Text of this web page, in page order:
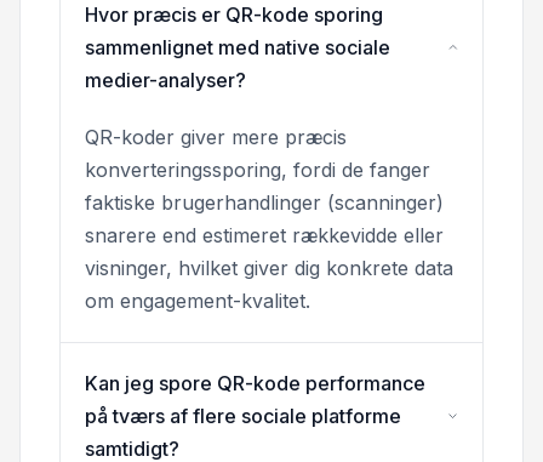
Hvor præcis er QR-kode sporing
sammenlignet med native sociale
medier-analyser?
QR-koder giver mere præcis
konverteringssporing, fordi de fanger
faktiske brugerhandlinger (scanninger)
snarere end estimeret rækkevidde eller
visninger, hvilket giver dig konkrete data
om engagement-kvalitet.
Kan jeg spore QR-kode performance
på tværs af flere sociale platforme
samtidigt?